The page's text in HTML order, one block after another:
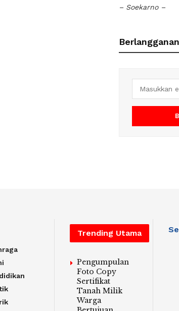
– Soekarno –
Trending Utama
Pengumpulan
Foto Copy
Sertifikat
Tanah Milik
Warga